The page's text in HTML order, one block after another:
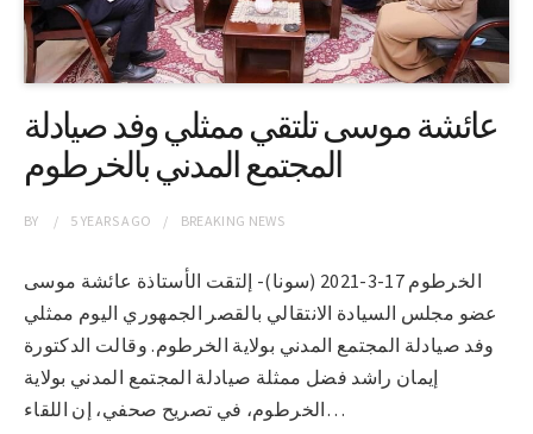
عائشة موسى تلتقي ممثلي وفد صيادلة
المجتمع المدني بالخرطوم
BY 5 YEARSAGO BREAKING NEWS
الخرطوم 17-3-2021 (سونا)- إلتقت الأستاذة عائشة موسى
عضو مجلس السيادة الانتقالي بالقصر الجمهوري اليوم ممثلي
وفد صيادلة المجتمع المدني بولاية الخرطوم. وقالت الدكتورة
إيمان راشد فضل ممثلة صيادلة المجتمع المدني بولاية
الخرطوم، في تصريح صحفي، إن اللقاء…